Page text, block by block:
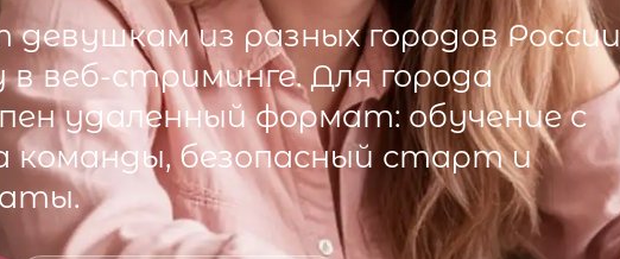
из разных городов России
веб-стриминге. Для города
удаленный формат: обучение с
команды, безопасный старт и